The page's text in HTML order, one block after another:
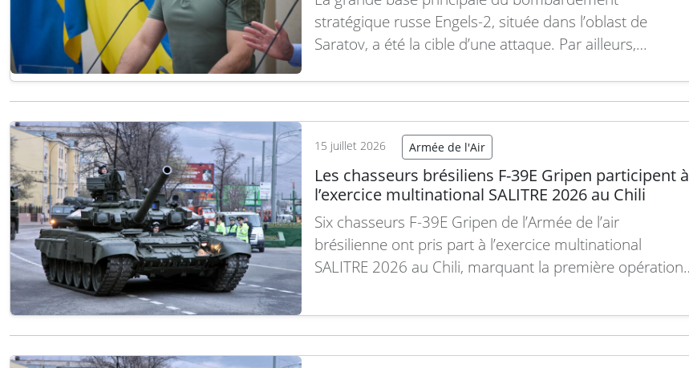
stratégique russe Engels-2, située dans l’oblast de
Saratov, a été la cible d’une attaque. Par ailleurs,
plus huit supplémentaires durant la nuit. Selon les
attaques contre les infrastructures critiques…
suite
15 juillet 2026 Armée de l'Air
Les chasseurs brésiliens F-39E Gripen participent à
l’exercice multinational SALITRE 2026 au Chili
Six chasseurs F-39E Gripen de l’Armée de l’air
brésilienne ont pris part à l’exercice multinational
SALITRE 2026 au Chili, marquant la première opération
Lors de cet exercice, les Gripen ont réalisé des missions
variées aux côtés de forces aériennes chiliennes,
argentines, colombiennes,…Lire la suite